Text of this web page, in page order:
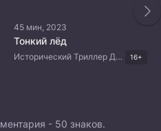
45 мин, 2023
Тонкий лёд
Исторический Триллер Драма Китайские дорамы 16+
- 50 знаков.